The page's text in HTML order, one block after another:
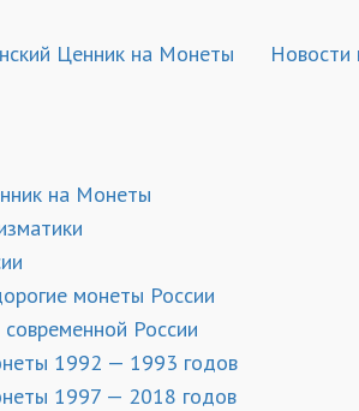
Ценник на Монеты Новости
на Монеты
монеты России
России
1992 — 1993 годов
1997 — 2018 годов